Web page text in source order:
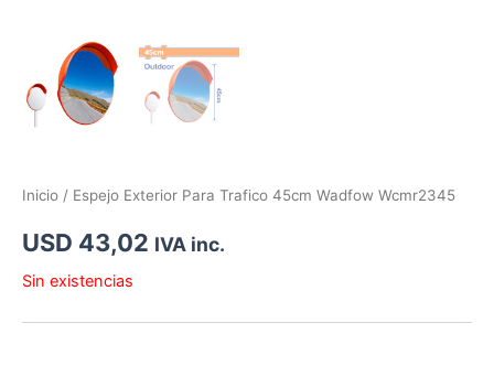
Inicio / Espejo Exterior Para Trafico 45cm Wadfow Wcmr2345
USD 43,02 IVA inc.
Sin existencias